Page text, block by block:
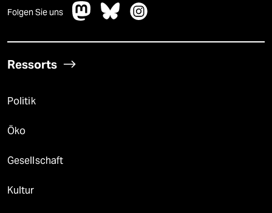
Folgen Sie uns
Ressorts
Politik
Öko
Gesellschaft
Kultur